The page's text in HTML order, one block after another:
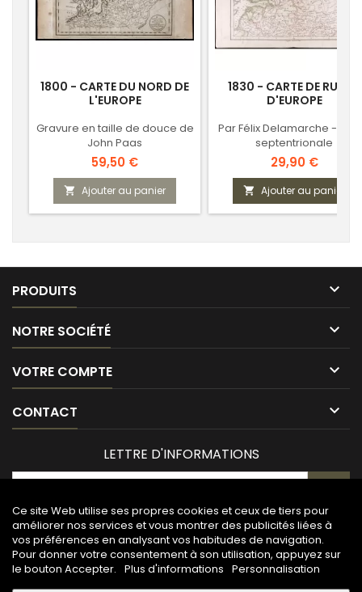
1800 - CARTE DU NORD DE
L'EUROPE
Gravure en taille de douce de
John Paas
Prix
59,50 €
 Ajouter au panier
1830 - CARTE DE RUSSIE
D'EUROPE
Par Félix Delamarche -
septentrionale
Prix
29,90 €
 Ajouter au panier
PRODUITS 
NOTRE SOCIÉTÉ 
VOTRE COMPTE 
CONTACT 
Ce site Web utilise ses propres cookies et ceux de tiers pour
améliorer nos services et vous montrer des publicités liées à
vos préférences en analysant vos habitudes de navigation.
Pour donner votre consentement à son utilisation, appuyez sur
le bouton Accepter. Plus d'informations Personnalisation
LETTRE D'INFORMATIONS